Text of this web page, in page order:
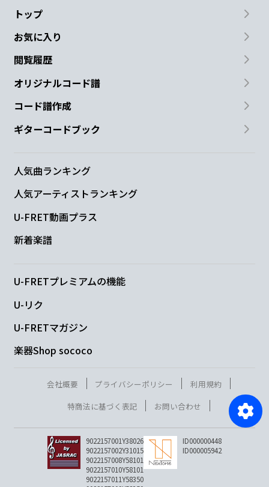
トップ
お気に入り
閲覧履歴
オリジナルコード譜
コード譜作成
ギターコードブック
人気曲ランキング
人気アーティストランキング
U-FRET動画プラス
新着楽譜
U-FRETプレミアムの機能
U-リク
U-FRETマガジン
楽器Shop sococo
会社概要 プライバシーポリシー
利用規約
特商法に基づく表記
お問い合わせ
9022157001Y38026
9022157002Y31015
9022157008Y58101
9022157010Y58101
9022157011Y58350
ID000000448
ID000005942